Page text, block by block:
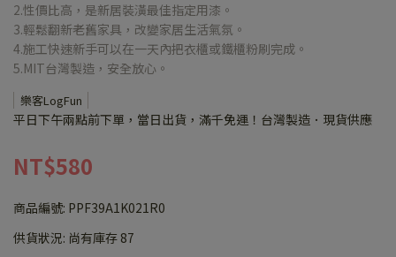
2.性價比高，是新居裝潢最佳指定用漆。
3.輕鬆翻新老舊家具，改變家居生活氣氛。
4.施工快速新手可以在一天內把衣櫃或鐵櫃粉刷完成。
5.MIT台灣製造，安全放心。
樂客LogFun
平日下午兩點前下單，當日出貨，滿千免運！台灣製造．現貨供應
NT$580
商品編號: PPF39A1K021R0
供貨狀況: 尚有庫存 87